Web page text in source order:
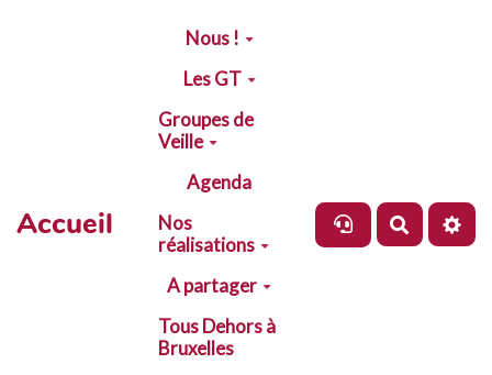
Aller au contenu principal
Accueil
Nous !
Les GT
Groupes de
Veille
Agenda
Nos
réalisations
A partager
Tous Dehors à
Bruxelles